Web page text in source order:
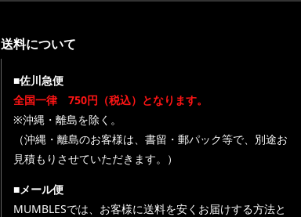
送料について
■佐川急便
全国一律 750円（税込）となります。
※沖縄・離島を除く。
（沖縄・離島のお客様は、書留・郵パック等で、別途お
見積もりさせていただきます。）
■メール便
MUMBLESでは、お客様に送料を安くお届けする方法と